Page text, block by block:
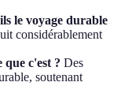
le voyage durable
considérablement
que c'est ? Des
soutenant